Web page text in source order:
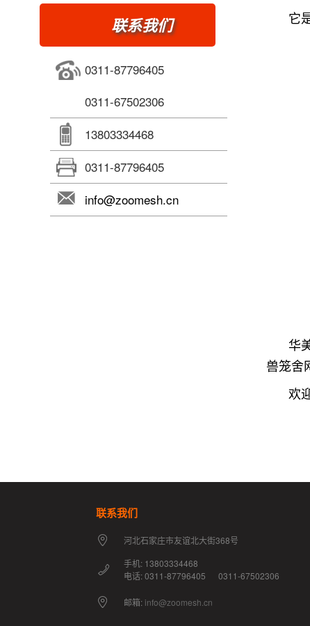
联系我们
0311-87796405
0311-67502306
13803334468
0311-87796405
info@zoomesh.cn
它
华
兽笼舍
欢
联系我们
河北石家庄市友谊北大街368号
手机: 13803334468
电话: 0311-87796405 0311-67502306
邮箱: info@zoomesh.cn